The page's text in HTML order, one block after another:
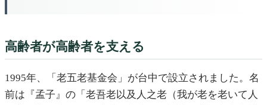
高齢者が高齢者を支える
1995年、「老五老基金会」が台中で設立されました。名
前は『孟子』の「老吾老以及人之老（我が老を老いて人